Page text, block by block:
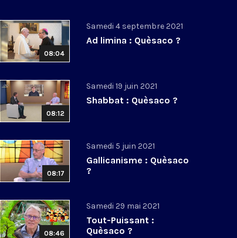
08:04
Samedi 4 septembre 2021
Ad limina : Quèsaco ?
08:12
Samedi 19 juin 2021
Shabbat : Quèsaco ?
08:17
Samedi 5 juin 2021
Gallicanisme : Quèsaco
?
08:46
Samedi 29 mai 2021
Tout-Puissant :
Quèsaco ?